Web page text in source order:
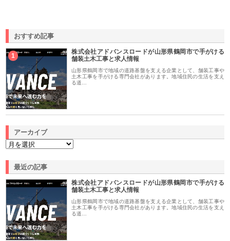
おすすめ記事
1
株式会社アドバンスロードが山形県鶴岡市で手がける
舗装土木工事と求人情報
山形県鶴岡市で地域の道路基盤を支える企業として、舗装工事や
土木工事を手がける専門会社があります。地域住民の生活を支え
る道…
アーカイブ
最近の記事
株式会社アドバンスロードが山形県鶴岡市で手がける
舗装土木工事と求人情報
山形県鶴岡市で地域の道路基盤を支える企業として、舗装工事や
土木工事を手がける専門会社があります。地域住民の生活を支え
る道…